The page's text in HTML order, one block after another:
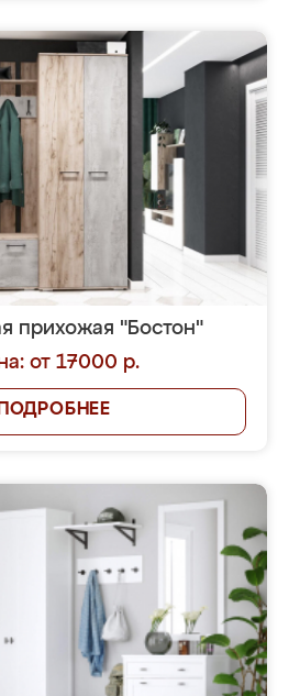
прихожая "Бостон"
от 17000 р.
ПОДРОБНЕЕ